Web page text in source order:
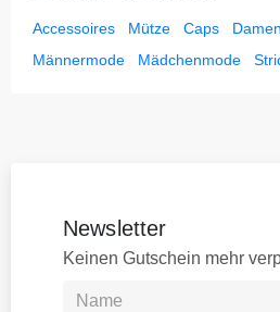
Accessoires Mütze Caps
Männermode
Mädchenmode
Newsletter
Keinen Gutschein mehr